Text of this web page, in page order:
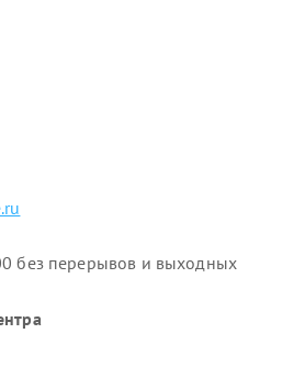
без перерывов и выходных